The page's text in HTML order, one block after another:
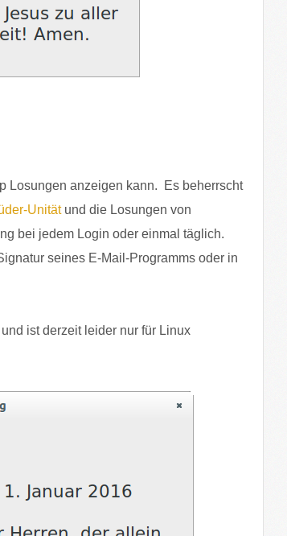
Losungen anzeigen kann. Es beherrscht
Unitätund die Losungen von
bei jedem Login oder einmal täglich.
seines E-Mail-Programms oder in
ist derzeit leider nur für Linux